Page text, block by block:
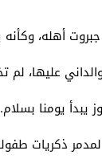
أهله، وكأنه
عليها،
يومنا
ذكريات